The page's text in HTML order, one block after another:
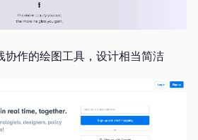
协作的绘图工具，设计相当简洁